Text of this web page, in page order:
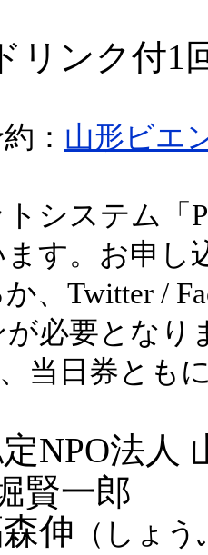
リンク付1
： 山形ビエ
システム「
す。お申し
、Twitter /
が必要となり
当日券とも
NPO法人
賢一郎
伸 （しょ